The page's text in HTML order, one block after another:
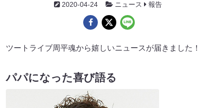
2020-04-24 ニュース 報告
ツートライブ周平魂から嬉しいニュースが届きました！
パパになった喜び語る